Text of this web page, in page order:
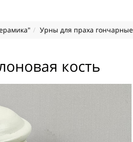
Урны для праха гончарные
кость